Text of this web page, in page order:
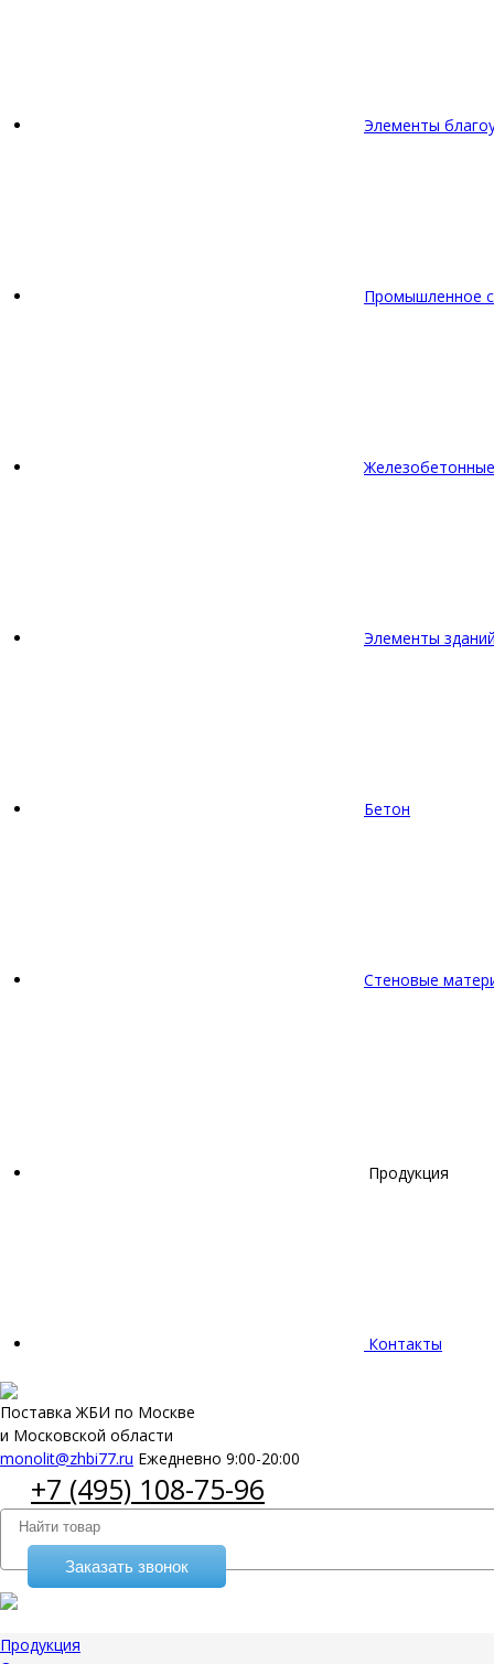
Элементы
Промышленное
Элементы
Бетон
Стеновые
Продукция
Контакты
Поставка ЖБИ по Москве
и Московской области
monolit@zhbi77.ru Ежедневно 9:00-20:00
+7 (495) 108-75-96
Заказать звонок
Продукция